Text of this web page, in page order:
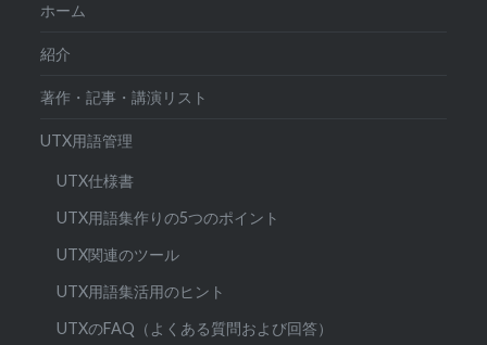
ホーム
紹介
著作・記事・講演リスト
UTX用語管理
UTX仕様書
UTX用語集作りの5つのポイント
UTX関連のツール
UTX用語集活用のヒント
UTXのFAQ（よくある質問および回答）